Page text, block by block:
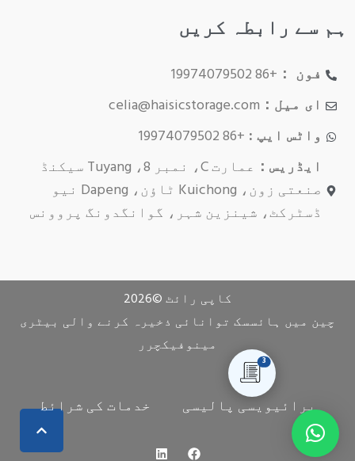
3
ہم سے رابطہ کریں
فون ： +86 19974079502
ای میل： celia@haisicstorage.com
واٹس ایپ : +86 19974079502
ایڈریس：
عمارت C، نمبر 8، Tuyang سیکنڈ
صنعتی زون، Kuichong ٹاؤن، Dapeng نیو
ڈسٹرکٹ، شینزین شہر، گوانگدونگ پروونس
کاپی رائٹ ©2026
چین میں ہائسسک توانائی ذخیرہ کرنے والی بیٹری
مینوفیکچرر
پرائیویسی پالیسی خدمات کی شرائط
ف ل